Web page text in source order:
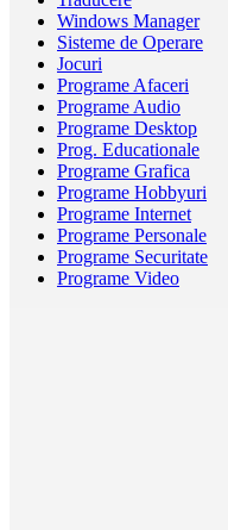
Windows Manager
Sisteme de Operare
Jocuri
Programe Afaceri
Programe Audio
Programe Desktop
Prog. Educationale
Programe Grafica
Programe Hobbyuri
Programe Internet
Programe Personale
Programe Securitate
Programe Video